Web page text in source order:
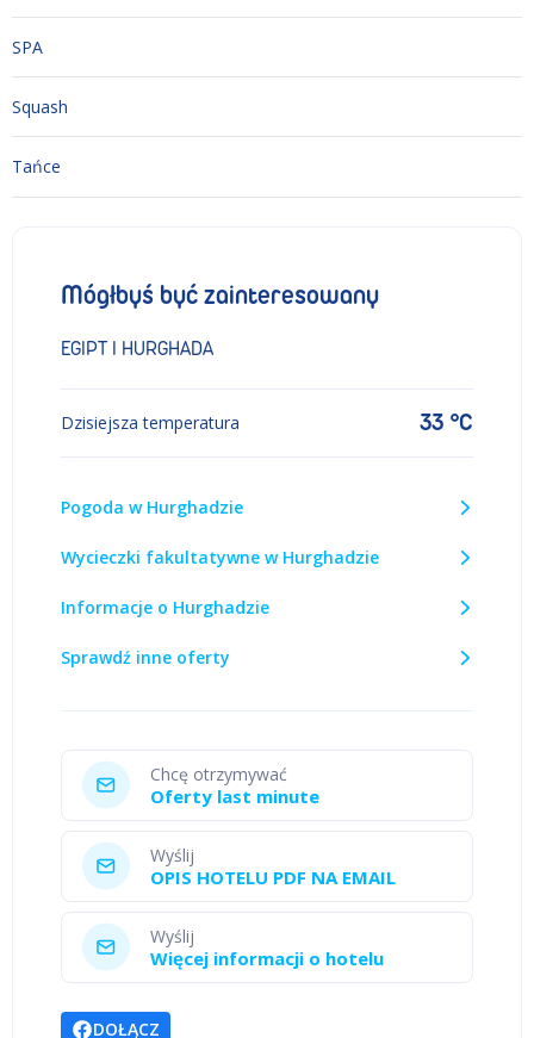
SPA
Squash
Tańce
Mógłbyś być zainteresowany
EGIPT I HURGHADA
Dzisiejsza temperatura 33 °C
Pogoda w Hurghadzie
Wycieczki fakultatywne w Hurghadzie
Informacje o Hurghadzie
Sprawdź inne oferty
Chcę otrzymywać
Oferty last minute
Wyślij
OPIS HOTELU PDF NA EMAIL
Wyślij
Więcej informacji o hotelu
DOŁĄCZ